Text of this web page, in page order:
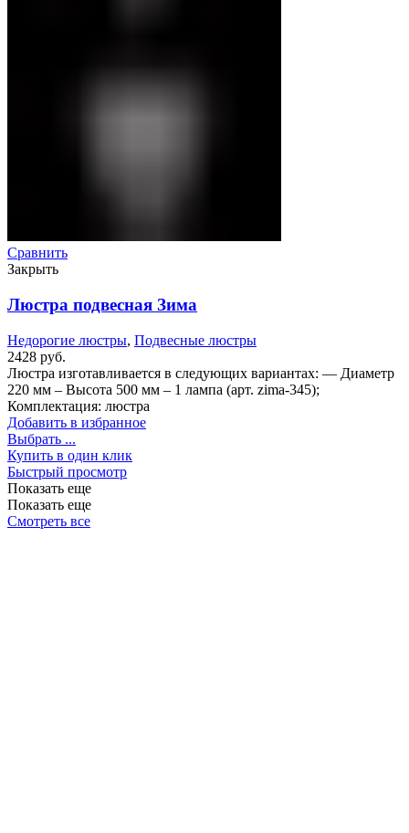
Сравнить
Закрыть
Люстра подвесная Зима
Недорогие люстры, Подвесные люстры
2428 руб.
Люстра изготавливается в следующих вариантах: — Диаметр
220 мм – Высота 500 мм – 1 лампа (арт. zima-345);
Комплектация: люстра
Добавить в избранное
Выбрать ...
Купить в один клик
Быстрый просмотр
Показать еще
Показать еще
Смотреть все